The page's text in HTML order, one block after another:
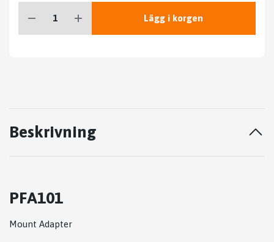
Lägg i korgen
Beskrivning
PFA101
Mount Adapter